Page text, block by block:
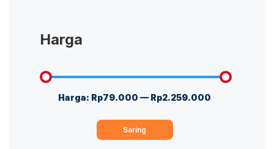
Harga
Harga
Harga
Saring
Harga: Rp79.000 — Rp2.259.000